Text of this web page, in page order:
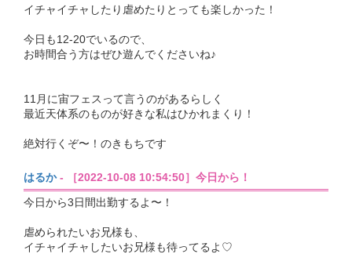
イチャイチャしたり虐めたりとっても楽しかった！
今日も12-20でいるので、
お時間合う方はぜひ遊んでくださいね♪
11月に宙フェスって言うのがあるらしく
最近天体系のものが好きな私はひかれまくり！
絶対行くぞ〜！のきもちです
はるか- ［2022-10-08 10:54:50］今日から！
今日から3日間出勤するよ〜！
虐められたいお兄様も、
イチャイチャしたいお兄様も待ってるよ♡